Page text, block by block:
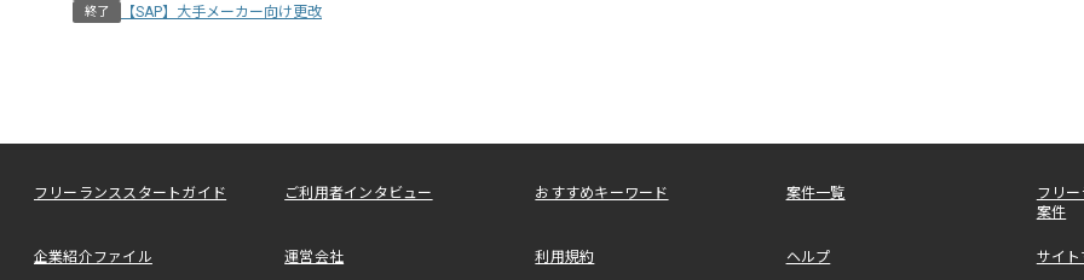
終了 【SAP】大手メーカー向け更改
フリーランススタートガイド ご利用者インタビュー おすすめキーワード 案件一覧
フリ
案件
企業紹介ファイル 運営会社 利用規約 ヘルプ サイ